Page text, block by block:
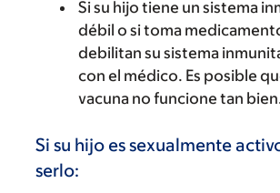
Si su hijo tiene un sistema
débil o si toma
debilitan su sistema
con el médico. Es posible
vacuna no funcione tan
Si su hijo es sexualmente
serlo: